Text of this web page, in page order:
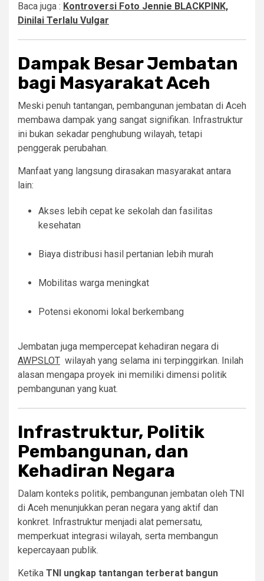
Baca juga : Kontroversi Foto Jennie BLACKPINK,
Dinilai Terlalu Vulgar
Dampak Besar Jembatan
bagi Masyarakat Aceh
Meski penuh tantangan, pembangunan jembatan di Aceh
membawa dampak yang sangat signifikan. Infrastruktur
ini bukan sekadar penghubung wilayah, tetapi
penggerak perubahan.
Manfaat yang langsung dirasakan masyarakat antara
lain:
Akses lebih cepat ke sekolah dan fasilitas
kesehatan
Biaya distribusi hasil pertanian lebih murah
Mobilitas warga meningkat
Potensi ekonomi lokal berkembang
Jembatan juga mempercepat kehadiran negara di
AWPSLOT wilayah yang selama ini terpinggirkan. Inilah
alasan mengapa proyek ini memiliki dimensi politik
pembangunan yang kuat.
Infrastruktur, Politik
Pembangunan, dan
Kehadiran Negara
Dalam konteks politik, pembangunan jembatan oleh TNI
di Aceh menunjukkan peran negara yang aktif dan
konkret. Infrastruktur menjadi alat pemersatu,
memperkuat integrasi wilayah, serta membangun
kepercayaan publik.
Ketika TNI ungkap tantangan terberat bangun